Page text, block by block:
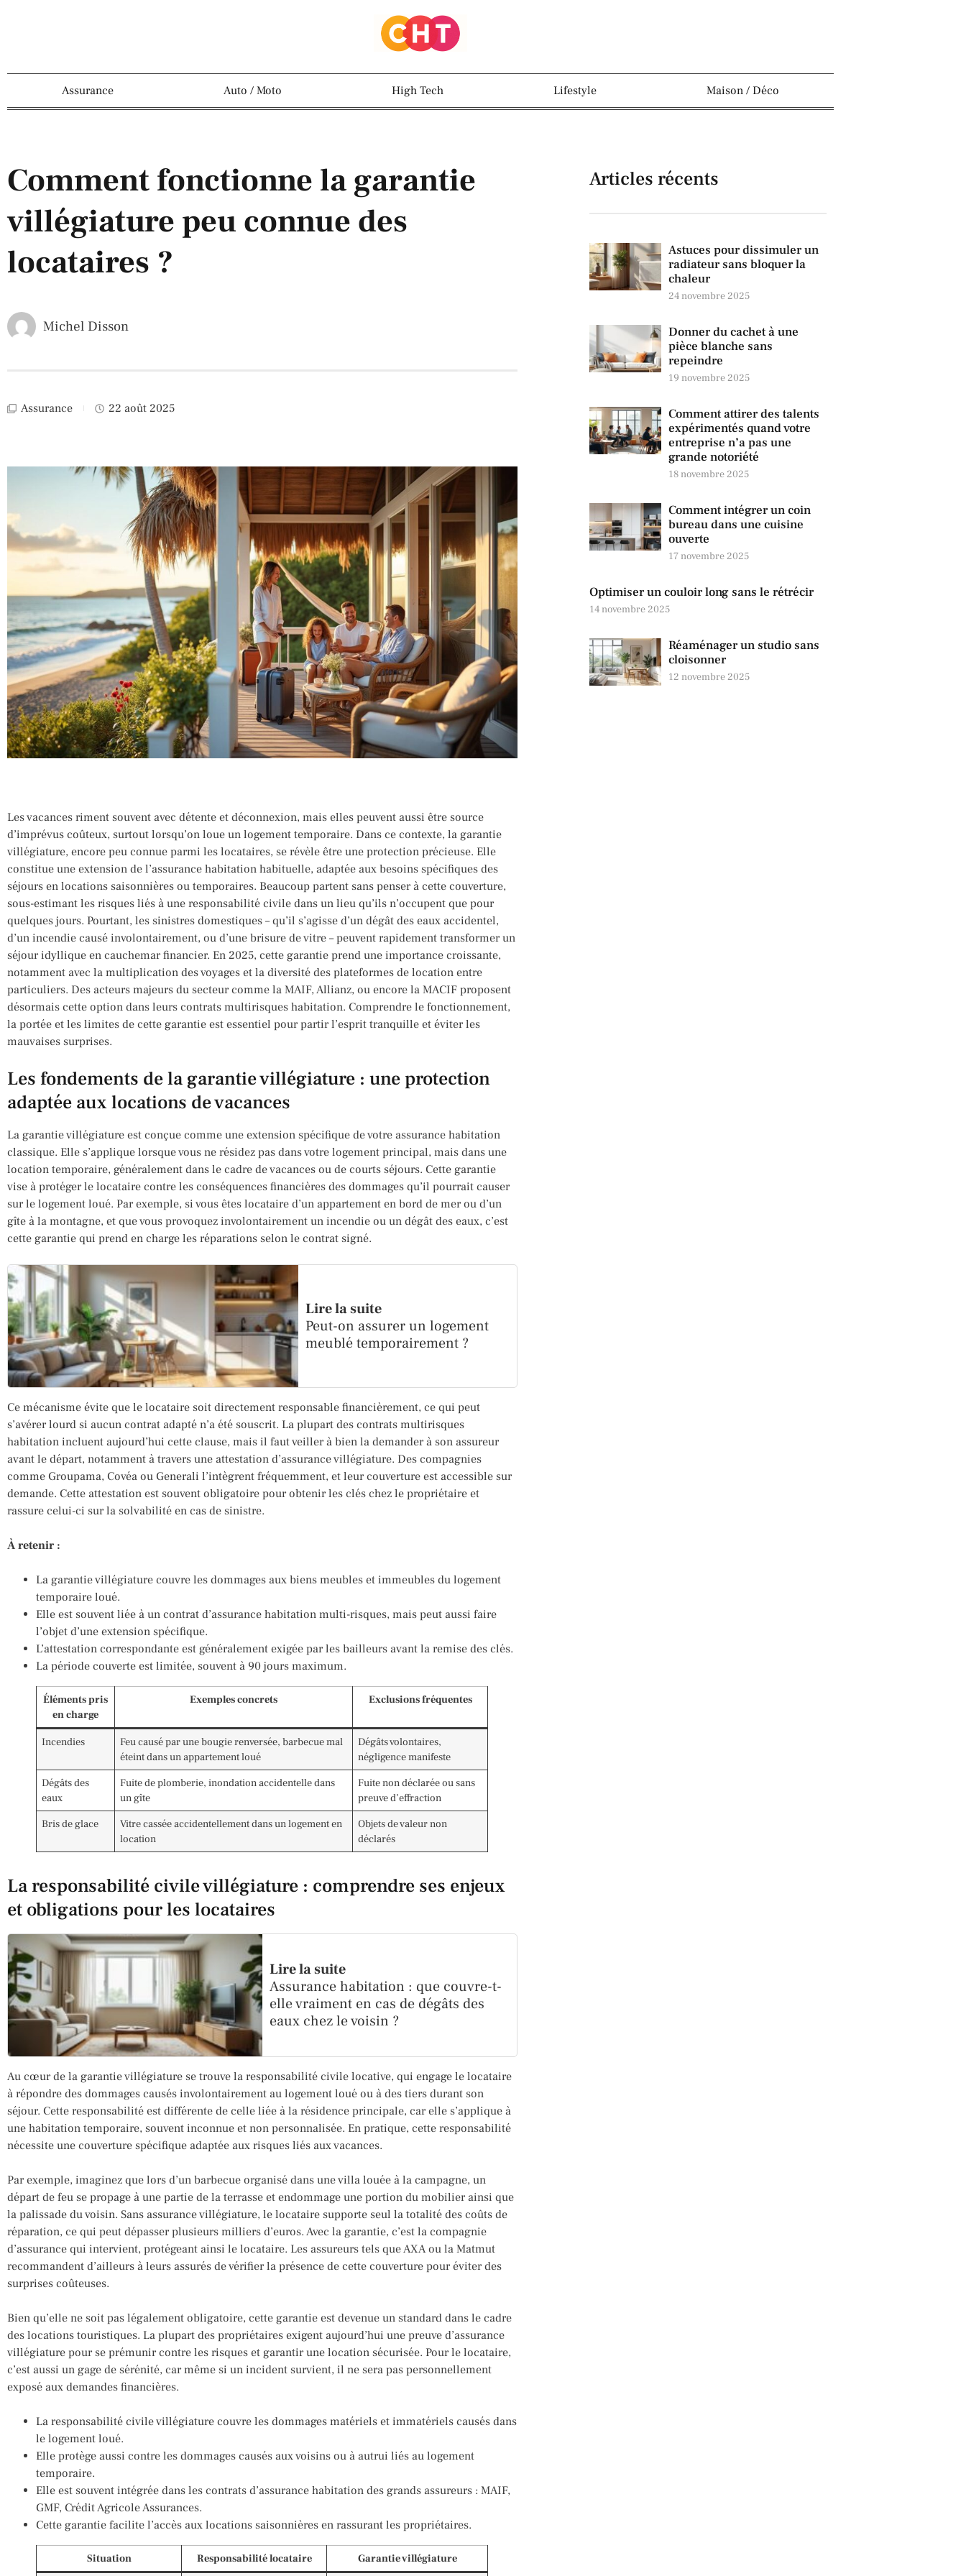
Assurance Auto / Moto High Tech Lifestyle Maison / Déco
Comment fonctionne la garantie
villégiature peu connue des
locataires ?
Michel Disson
Assurance 22 août 2025
Les vacances riment souvent avec détente et déconnexion, mais elles peuvent aussi être source
d’imprévus coûteux, surtout lorsqu’on loue un logement temporaire. Dans ce contexte, la garantie
villégiature, encore peu connue parmi les locataires, se révèle être une protection précieuse. Elle
constitue une extension de l’assurance habitation habituelle, adaptée aux besoins spécifiques des
séjours en locations saisonnières ou temporaires. Beaucoup partent sans penser à cette couverture,
sous-estimant les risques liés à une responsabilité civile dans un lieu qu’ils n’occupent que pour
quelques jours. Pourtant, les sinistres domestiques – qu’il s’agisse d’un dégât des eaux accidentel,
d’un incendie causé involontairement, ou d’une brisure de vitre – peuvent rapidement transformer un
séjour idyllique en cauchemar financier. En 2025, cette garantie prend une importance croissante,
notamment avec la multiplication des voyages et la diversité des plateformes de location entre
particuliers. Des acteurs majeurs du secteur comme la MAIF, Allianz, ou encore la MACIF proposent
désormais cette option dans leurs contrats multirisques habitation. Comprendre le fonctionnement,
la portée et les limites de cette garantie est essentiel pour partir l’esprit tranquille et éviter les
mauvaises surprises.
Les fondements de la garantie villégiature : une protection
adaptée aux locations de vacances
La garantie villégiature est conçue comme une extension spécifique de votre assurance habitation
classique. Elle s’applique lorsque vous ne résidez pas dans votre logement principal, mais dans une
location temporaire, généralement dans le cadre de vacances ou de courts séjours. Cette garantie
vise à protéger le locataire contre les conséquences financières des dommages qu’il pourrait causer
sur le logement loué. Par exemple, si vous êtes locataire d’un appartement en bord de mer ou d’un
gîte à la montagne, et que vous provoquez involontairement un incendie ou un dégât des eaux, c’est
cette garantie qui prend en charge les réparations selon le contrat signé.
Lire la suite
Peut-on assurer un logement
meublé temporairement ?
Ce mécanisme évite que le locataire soit directement responsable financièrement, ce qui peut
s’avérer lourd si aucun contrat adapté n’a été souscrit. La plupart des contrats multirisques
habitation incluent aujourd’hui cette clause, mais il faut veiller à bien la demander à son assureur
avant le départ, notamment à travers une attestation d’assurance villégiature. Des compagnies
comme Groupama, Covéa ou Generali l’intègrent fréquemment, et leur couverture est accessible sur
demande. Cette attestation est souvent obligatoire pour obtenir les clés chez le propriétaire et
rassure celui-ci sur la solvabilité en cas de sinistre.
À retenir :
La garantie villégiature couvre les dommages aux biens meubles et immeubles du logement
temporaire loué.
Elle est souvent liée à un contrat d’assurance habitation multi-risques, mais peut aussi faire
l’objet d’une extension spécifique.
L’attestation correspondante est généralement exigée par les bailleurs avant la remise des clés.
La période couverte est limitée, souvent à 90 jours maximum.
Éléments pris
en charge
Exemples concrets Exclusions fréquentes
Incendies
Feu causé par une bougie renversée, barbecue mal
éteint dans un appartement loué
Dégâts volontaires,
négligence manifeste
Dégâts des
eaux
Fuite de plomberie, inondation accidentelle dans
un gîte
Fuite non déclarée ou sans
preuve d’effraction
Bris de glace
Vitre cassée accidentellement dans un logement en
location
Objets de valeur non
déclarés
La responsabilité civile villégiature : comprendre ses enjeux
et obligations pour les locataires
Lire la suite
Assurance habitation : que couvre-t-
elle vraiment en cas de dégâts des
eaux chez le voisin ?
Au cœur de la garantie villégiature se trouve la responsabilité civile locative, qui engage le locataire
à répondre des dommages causés involontairement au logement loué ou à des tiers durant son
séjour. Cette responsabilité est différente de celle liée à la résidence principale, car elle s’applique à
une habitation temporaire, souvent inconnue et non personnalisée. En pratique, cette responsabilité
nécessite une couverture spécifique adaptée aux risques liés aux vacances.
Par exemple, imaginez que lors d’un barbecue organisé dans une villa louée à la campagne, un
départ de feu se propage à une partie de la terrasse et endommage une portion du mobilier ainsi que
la palissade du voisin. Sans assurance villégiature, le locataire supporte seul la totalité des coûts de
réparation, ce qui peut dépasser plusieurs milliers d’euros. Avec la garantie, c’est la compagnie
d’assurance qui intervient, protégeant ainsi le locataire. Les assureurs tels que AXA ou la Matmut
recommandent d’ailleurs à leurs assurés de vérifier la présence de cette couverture pour éviter des
surprises coûteuses.
Bien qu’elle ne soit pas légalement obligatoire, cette garantie est devenue un standard dans le cadre
des locations touristiques. La plupart des propriétaires exigent aujourd’hui une preuve d’assurance
villégiature pour se prémunir contre les risques et garantir une location sécurisée. Pour le locataire,
c’est aussi un gage de sérénité, car même si un incident survient, il ne sera pas personnellement
exposé aux demandes financières.
La responsabilité civile villégiature couvre les dommages matériels et immatériels causés dans
le logement loué.
Elle protège aussi contre les dommages causés aux voisins ou à autrui liés au logement
temporaire.
Elle est souvent intégrée dans les contrats d’assurance habitation des grands assureurs : MAIF,
GMF, Crédit Agricole Assurances.
Cette garantie facilite l’accès aux locations saisonnières en rassurant les propriétaires.
Situation Responsabilité locataire Garantie villégiature
Articles récents
Astuces pour dissimuler un
radiateur sans bloquer la
chaleur
24 novembre 2025
Donner du cachet à une
pièce blanche sans
repeindre
19 novembre 2025
Comment attirer des talents
expérimentés quand votre
entreprise n’a pas une
grande notoriété
18 novembre 2025
Comment intégrer un coin
bureau dans une cuisine
ouverte
17 novembre 2025
Optimiser un couloir long sans le rétrécir
14 novembre 2025
Réaménager un studio sans
cloisonner
12 novembre 2025